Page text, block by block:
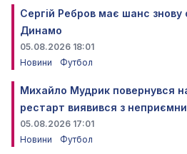
Сергій Ребров має шанс знову
Динамо
05.08.2026 18:01
Новини
Футбол
Михайло Мудрик повернувся
рестарт виявився з
05.08.2026 17:01
Новини
Футбол